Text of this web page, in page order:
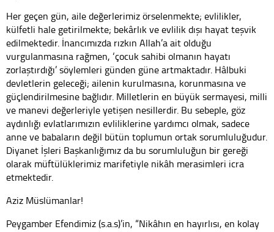
Her geçen gün, aile değerlerimiz örselenmekte; evlilikler,
külfetli hale getirilmekte; bekârlık ve evlilik dışı hayat teşvik
edilmektedir. İnancımızda rızkın Allah’a ait olduğu
vurgulanmasına rağmen, ‘çocuk sahibi olmanın hayatı
zorlaştırdığı’ söylemleri günden güne artmaktadır. Hâlbuki
devletlerin geleceği; ailenin kurulmasına, korunmasına ve
güçlendirilmesine bağlıdır. Milletlerin en büyük sermayesi, milli
ve manevi değerleriyle yetişen nesillerdir. Bu sebeple, göz
aydınlığı evlatlarımızın evliliklerine yardımcı olmak, sadece
anne ve babaların değil bütün toplumun ortak sorumluluğudur.
Diyanet İşleri Başkanlığımız da bu sorumluluğun bir gereği
olarak müftülüklerimiz marifetiyle nikâh merasimleri icra
etmektedir.
Aziz Müslümanlar!
Peygamber Efendimiz (s.a.s)’in, “Nikâhın en hayırlısı, en kolay